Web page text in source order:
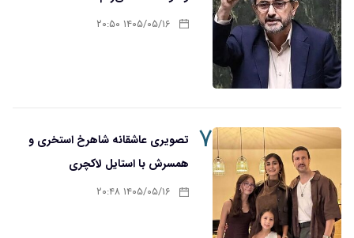
۱۴۰۵/۰۵/۱۶ ۲۰:۵۰
۷
تصویری عاشقانه شاهرخ استخری و
همسرش با استایل لاکچری
۱۴۰۵/۰۵/۱۶ ۲۰:۴۸